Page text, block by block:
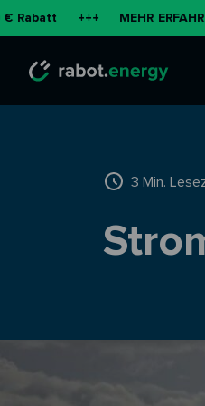
+++ MEHR ERFAHREN +++
3 Min.